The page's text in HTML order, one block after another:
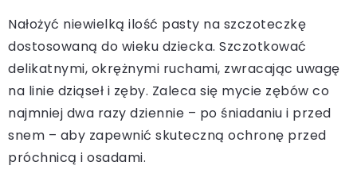
Nałożyć niewielką ilość pasty na szczoteczkę
dostosowaną do wieku dziecka. Szczotkować
delikatnymi, okrężnymi ruchami, zwracając uwagę
na linie dziąseł i zęby. Zaleca się mycie zębów co
najmniej dwa razy dziennie – po śniadaniu i przed
snem – aby zapewnić skuteczną ochronę przed
próchnicą i osadami.